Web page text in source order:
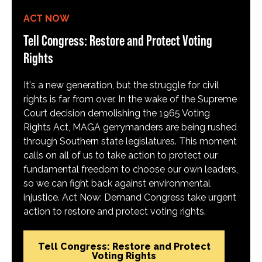
ACT NOW
Tell Congress: Restore and Protect Voting
Rights
It's a new generation, but the struggle for civil
rights is far from over. In the wake of the Supreme
Court decision demolishing the 1965 Voting
Rights Act, MAGA gerrymanders are being rushed
through Southern state legislatures. This moment
calls on all of us to take action to protect our
fundamental freedom to choose our own leaders,
so we can fight back against environmental
injustice. Act Now: Demand Congress take urgent
action to restore and protect voting rights.
Tell Congress: Restore and Protect
Voting Rights